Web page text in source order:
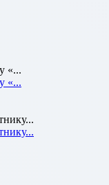
«...
«...